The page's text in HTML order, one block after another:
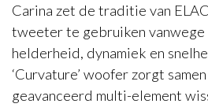
Carina zet de traditie van
tweeter te gebruiken vanwege
helderheid, dynamiek en
‘Curvature’ woofer zorgt
geavanceerd multi-element